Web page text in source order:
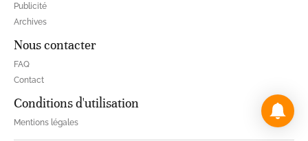
Publicité
Archives
Nous contacter
FAQ
Contact
Conditions d'utilisation
Mentions légales